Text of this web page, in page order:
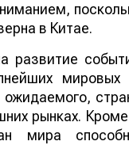
в Китае.
развитие
мировых
рынках.
мира